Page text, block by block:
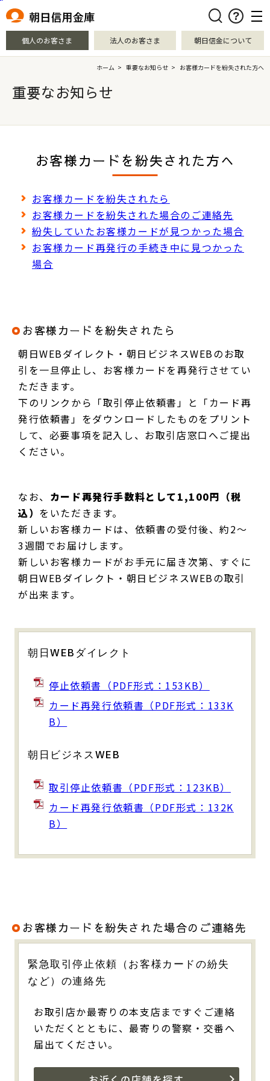
検索
個人のお客さま 法人のお客さま 朝日信金について
ホーム > 重要なお知らせ > お客様カードを紛失された方へ
重要なお知らせ
お客様カードを紛失された方へ
お客様カードを紛失されたら
お客様カードを紛失された場合のご連絡先
紛失していたお客様カードが見つかった場合
お客様カード再発行の手続き中に見つかった
場合
お客様カードを紛失されたら
朝日WEBダイレクト・朝日ビジネスWEBのお取
引を一旦停止し、お客様カードを再発行させてい
ただきます。
下のリンクから「取引停止依頼書」と「カード再
発行依頼書」をダウンロードしたものをプリント
して、必要事項を記入し、お取引店窓口へご提出
ください。
なお、 カード再発行手数料として1,100円（税
込） をいただきます。
新しいお客様カードは、依頼書の受付後、約2～
3週間でお届けします。
新しいお客様カードがお手元に届き次第、すぐに
朝日WEBダイレクト・朝日ビジネスWEBの取引
が出来ます。
朝日WEBダイレクト
停止依頼書（PDF形式：153KB）
カード再発行依頼書（PDF形式：133K
B）
朝日ビジネスWEB
取引停止依頼書（PDF形式：123KB）
カード再発行依頼書（PDF形式：132K
B）
お客様カードを紛失された場合のご連絡先
緊急取引停止依頼（お客様カードの紛失
など）の連絡先
お取引店か最寄りの本支店まですぐご連絡
いただくとともに、最寄りの警察・交番へ
届出てください。